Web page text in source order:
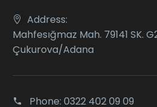
Address:
Mahfesığmaz Mah. 79141 SK.
Çukurova/Adana
Phone: 0322 402 09 09